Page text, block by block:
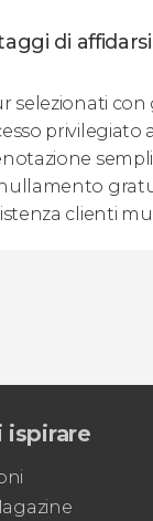
di
selezionati con
privilegiato
clienti
ispirare